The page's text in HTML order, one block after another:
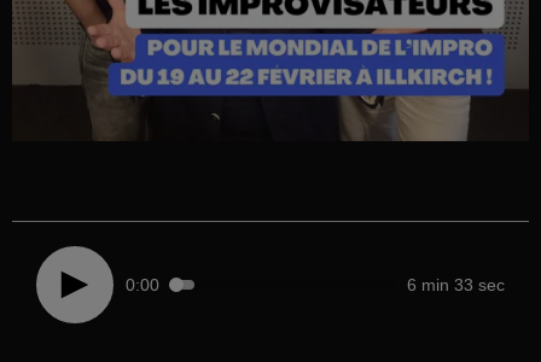
0:00 6 min 33 sec